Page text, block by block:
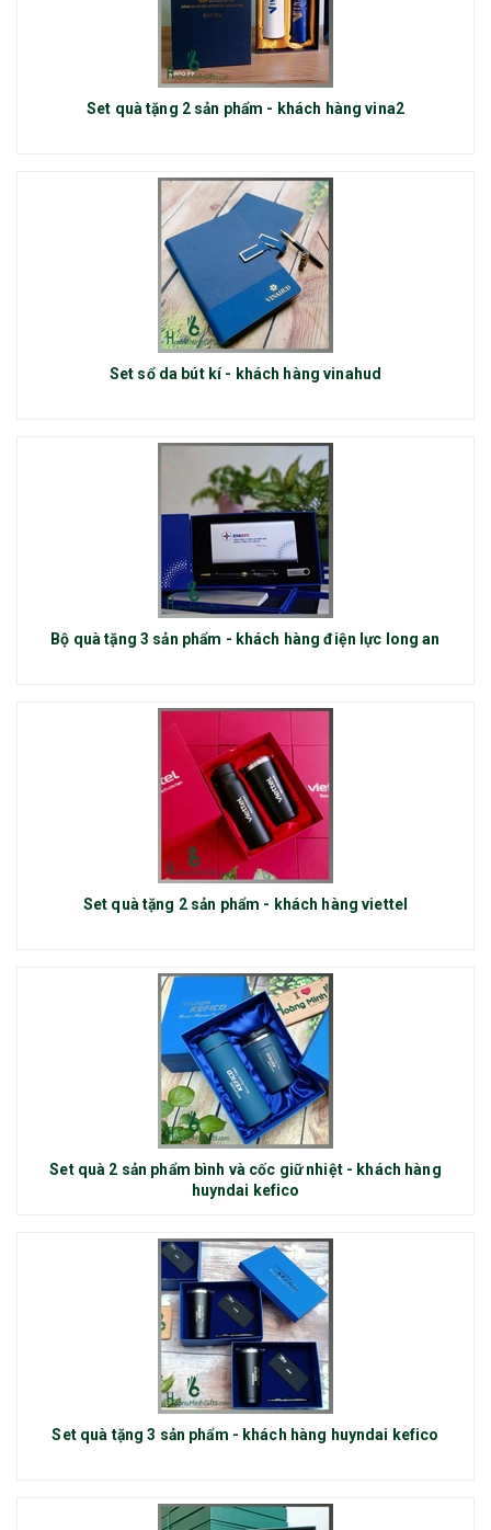
Set quà tặng 2 sản phẩm - khách hàng vina2
Set sổ da bút kí - khách hàng vinahud
Bộ quà tặng 3 sản phẩm - khách hàng điện lực long an
Set quà tặng 2 sản phẩm - khách hàng viettel
Set quà 2 sản phẩm bình và cốc giữ nhiệt - khách hàng
huyndai kefico
Set quà tặng 3 sản phẩm - khách hàng huyndai kefico